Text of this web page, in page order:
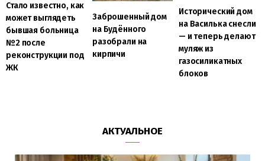
Стало известно, как
может выглядеть
бывшая больница
№2 после
реконструкции под
ЖК
Заброшенный дом
на Будённого
разобрали на
кирпичи
Исторический дом
на Василька снесли
— и теперь делают
муляж из
газосиликатных
блоков
АКТУАЛЬНОЕ